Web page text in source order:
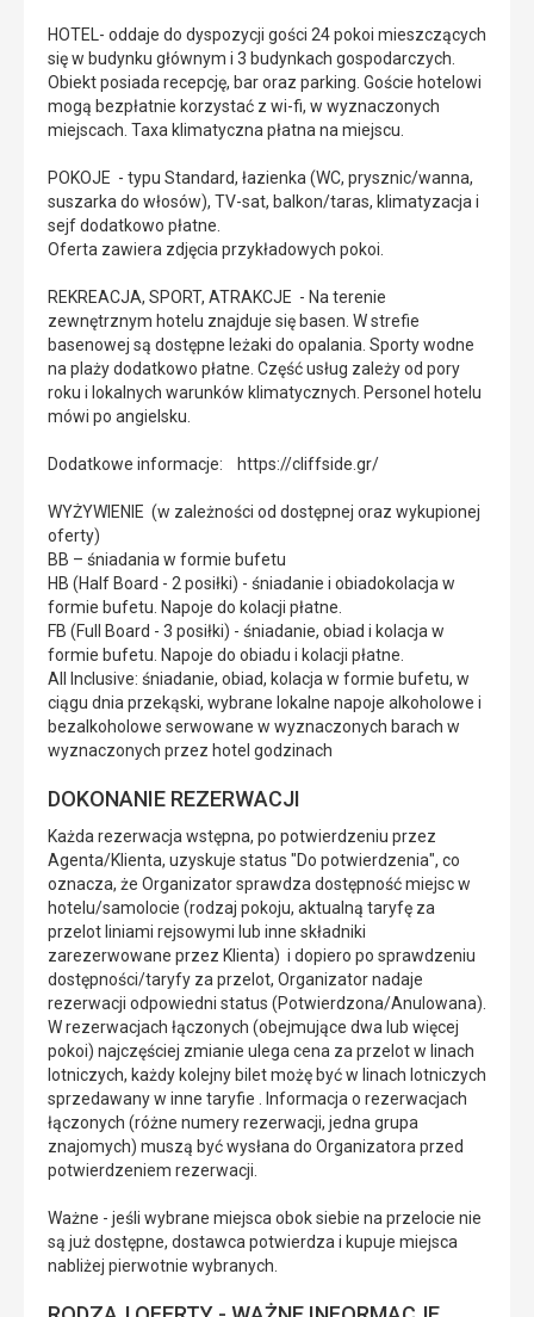
HOTEL- oddaje do dyspozycji gości 24 pokoi mieszczących
się w budynku głównym i 3 budynkach gospodarczych.
Obiekt posiada recepcję, bar oraz parking. Goście hotelowi
mogą bezpłatnie korzystać z wi-fi, w wyznaczonych
miejscach. Taxa klimatyczna płatna na miejscu.
POKOJE - typu Standard, łazienka (WC, prysznic/wanna,
suszarka do włosów), TV-sat, balkon/taras, klimatyzacja i
sejf dodatkowo płatne.
Oferta zawiera zdjęcia przykładowych pokoi.
REKREACJA, SPORT, ATRAKCJE - Na terenie
zewnętrznym hotelu znajduje się basen. W strefie
basenowej są dostępne leżaki do opalania. Sporty wodne
na plaży dodatkowo płatne. Część usług zależy od pory
roku i lokalnych warunków klimatycznych. Personel hotelu
mówi po angielsku.
Dodatkowe informacje: https://cliffside.gr/
WYŻYWIENIE (w zależności od dostępnej oraz wykupionej
oferty)
BB – śniadania w formie bufetu
HB (Half Board - 2 posiłki) - śniadanie i obiadokolacja w
formie bufetu. Napoje do kolacji płatne.
FB (Full Board - 3 posiłki) - śniadanie, obiad i kolacja w
formie bufetu. Napoje do obiadu i kolacji płatne.
All Inclusive: śniadanie, obiad, kolacja w formie bufetu, w
ciągu dnia przekąski, wybrane lokalne napoje alkoholowe i
bezalkoholowe serwowane w wyznaczonych barach w
wyznaczonych przez hotel godzinach
DOKONANIE REZERWACJI
Każda rezerwacja wstępna, po potwierdzeniu przez
Agenta/Klienta, uzyskuje status "Do potwierdzenia", co
oznacza, że Organizator sprawdza dostępność miejsc w
hotelu/samolocie (rodzaj pokoju, aktualną taryfę za
przelot liniami rejsowymi lub inne składniki
zarezerwowane przez Klienta) i dopiero po sprawdzeniu
dostępności/taryfy za przelot, Organizator nadaje
rezerwacji odpowiedni status (Potwierdzona/Anulowana).
W rezerwacjach łączonych (obejmujące dwa lub więcej
pokoi) najczęściej zmianie ulega cena za przelot w linach
lotniczych, każdy kolejny bilet możę być w linach lotniczych
sprzedawany w inne taryfie . Informacja o rezerwacjach
łączonych (różne numery rezerwacji, jedna grupa
znajomych) muszą być wysłana do Organizatora przed
potwierdzeniem rezerwacji.
Ważne - jeśli wybrane miejsca obok siebie na przelocie nie
są już dostępne, dostawca potwierdza i kupuje miejsca
nabliżej pierwotnie wybranych.